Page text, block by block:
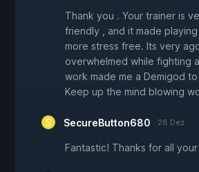
Thank you . Your trainer is
friendly , and it made
more stress free. Its very
overwhelmed while fighting
work made me a Demigod
Keep up the mind blowing
SecureButton680 28 Dez
Fantastic! Thanks for all